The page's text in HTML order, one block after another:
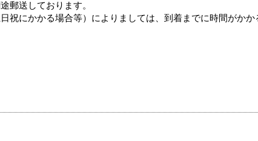
郵送しております。
祝にかかる場合等）によりましては、到着までに時間がかか